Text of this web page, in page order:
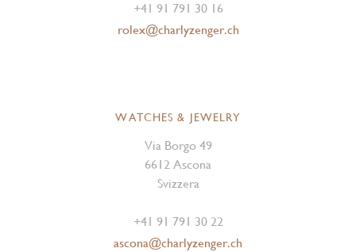
+41 91 791 30 16
rolex@charlyzenger.ch
WATCHES & JEWELRY
Via Borgo 49
6612 Ascona
Svizzera
+41 91 791 30 22
ascona@charlyzenger.ch